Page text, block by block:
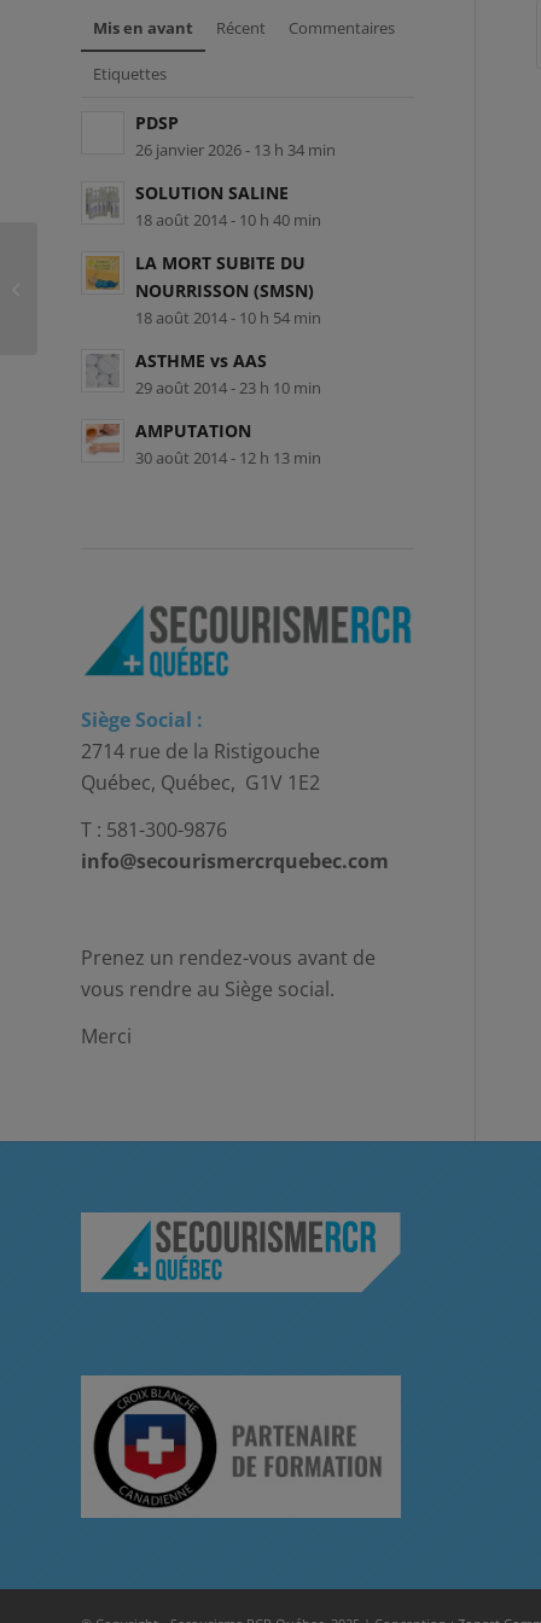
Mis en avant Récent Commentaires
Etiquettes
PDSP
26 janvier 2026 - 13 h 34 min
SOLUTION SALINE
18 août 2014 - 10 h 40 min
LA MORT SUBITE DU
NOURRISSON (SMSN)
18 août 2014 - 10 h 54 min
ASTHME vs AAS
29 août 2014 - 23 h 10 min
AMPUTATION
30 août 2014 - 12 h 13 min
Siège Social :
2714 rue de la Ristigouche
Québec, Québec, G1V 1E2
T : 581-300-9876
info@secourismercrquebec.com
Prenez un rendez-vous avant de
vous rendre au Siège social.
Merci
SU-L-100416 – Maïka Brousseau